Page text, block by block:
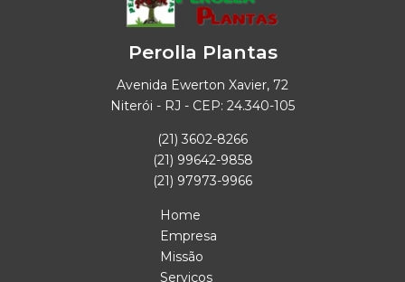
Perolla Plantas
Avenida Ewerton Xavier, 72
Niterói - RJ - CEP: 24.340-105
(21) 3602-8266
(21) 99642-9858
(21) 97973-9966
Home
Empresa
Missão
Serviços